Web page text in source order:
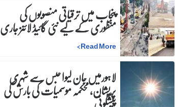
پنجاب میں ترقیاتی منصوبوں کی
منظوری کے لیے نئی گائیڈ لائنز جاری
Read More
>
لاہورمیں جان لیوا حبس سے شہری
پریشان، محکمہ موسمیات کی بارش کی